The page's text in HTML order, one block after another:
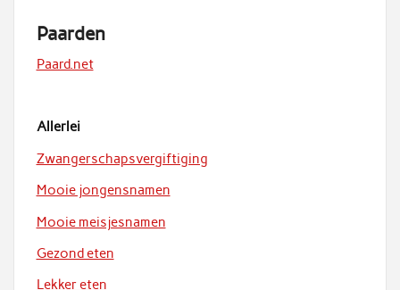
Paarden
Paard.net
Allerlei
Zwangerschapsvergiftiging
Mooie jongensnamen
Mooie meisjesnamen
Gezond eten
Lekker eten